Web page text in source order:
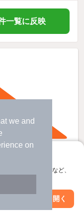
we and
on
屋探し
やお気に入り保存など、
アプリを開く
一覧に反映
絞り込み条件を変更